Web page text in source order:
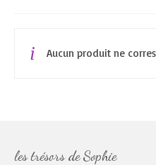
Aucun produit ne
les trésors de Sophie